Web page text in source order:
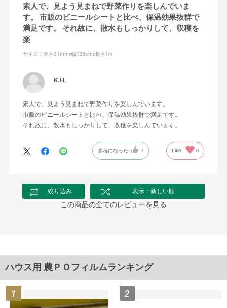
素人で、見よう見まねで野菜作りを楽しんでいま
す。 市販のビニールシートと比べ、保温効果抜群で
満足です。 それ故に、散水もしっかりして、収穫を
楽
サイズ：厚さ0.1mmx幅135cmx長さ1m
K.H.
素人で、見よう見まねで野菜作りを楽しんでいます。
市販のビニールシートと比べ、保温効果抜群で満足です。
それ故に、散水もしっかりして、収穫を楽しんでいます。
参考になった 1 Like! 0
絞り込み 表示：新しい順
この商品の全てのレビューを見る
ハウス用 農ＰＯフィルムランキング